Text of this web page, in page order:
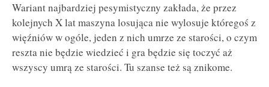
Wariant najbardziej pesymistyczny zakłada, że przez
kolejnych X lat maszyna losująca nie wylosuje któregoś z
więźniów w ogóle, jeden z nich umrze ze starości, o czym
reszta nie będzie wiedzieć i gra będzie się toczyć aż
wszyscy umrą ze starości. Tu szanse też są znikome.